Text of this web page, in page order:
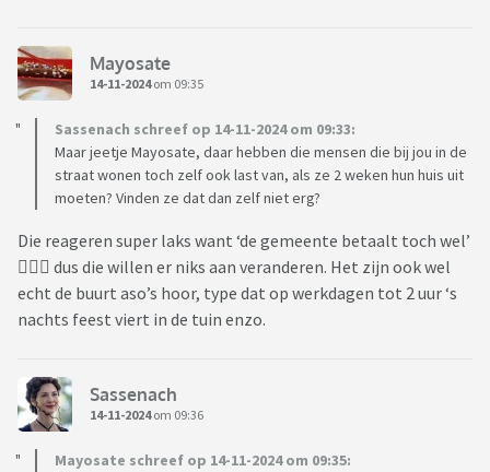
Mayosate
14-11-2024om 09:35
Sassenach schreef op 14-11-2024 om 09:33:
Maar jeetje Mayosate, daar hebben die mensen die bij jou in de
straat wonen toch zelf ook last van, als ze 2 weken hun huis uit
moeten? Vinden ze dat dan zelf niet erg?
Die reageren super laks want ‘de gemeente betaalt toch wel’
🤷🏻‍♀️ dus die willen er niks aan veranderen. Het zijn ook wel
echt de buurt aso’s hoor, type dat op werkdagen tot 2 uur ‘s
nachts feest viert in de tuin enzo.
Sassenach
14-11-2024om 09:36
Mayosate schreef op 14-11-2024 om 09:35: